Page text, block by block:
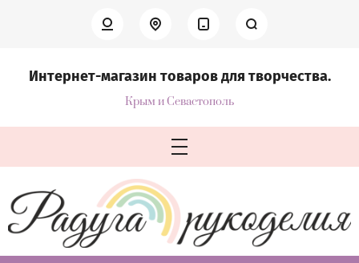
Интернет-магазин товаров для творчества.
Крым и Севастополь